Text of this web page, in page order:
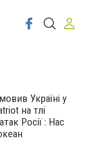
Україні у
на тлі
Росії : Нас